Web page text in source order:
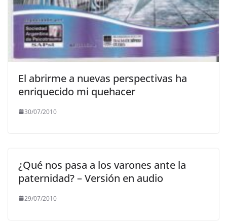
El abrirme a nuevas perspectivas ha
enriquecido mi quehacer
30/07/2010
¿Qué nos pasa a los varones ante la
paternidad? – Versión en audio
29/07/2010